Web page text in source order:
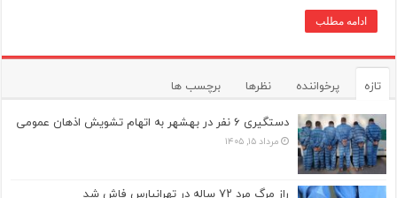
ادامه مطلب
تازه پرخواننده نظرها
برچسب ها
دستگیری ۶ نفر در بهشهر به اتهام تشویش اذهان عمومی
مرداد ۱۵, ۱۴۰۵
راز مرگ مرد ۷۲ ساله در تهرانپارس فاش شد